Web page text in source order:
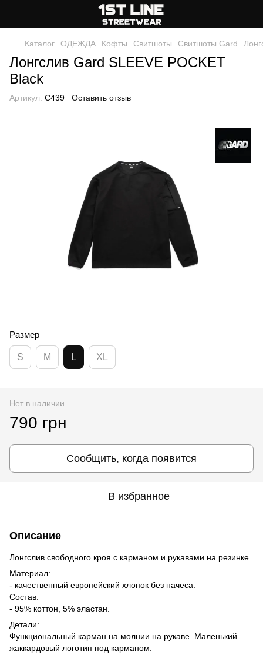
Каталог ОДЕЖДА Кофты Свитшоты Свитшоты Gard
Лонгслив Gard SLEEVE POCKET
Black
Артикул: C439 Оставить отзыв
Размер
S M L XL
Нет в наличии
790 грн
Сообщить, когда появится
В избранное
Описание
Лонгслив свободного кроя с карманом и рукавами на резинке
Материал:
- качественный европейский хлопок без начеса.
Состав:
- 95% коттон, 5% эластан.
Детали:
Функциональный карман на молнии на рукаве. Маленький
жаккардовый логотип под карманом.